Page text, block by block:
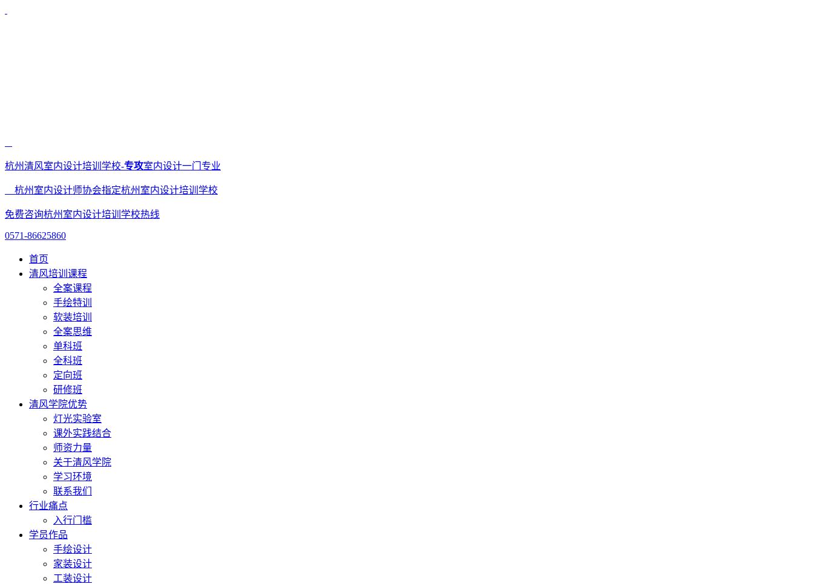
杭州清风室内设计培训学校-专攻室内设计一门专业
杭州室内设计师协会指定杭州室内设计培训学校
免费咨询杭州室内设计培训学校热线
0571-86625860
首页
清风培训课程
全案课程
手绘特训
软装培训
全案思维
单科班
全科班
定向班
研修班
清风学院优势
灯光实验室
课外实践结合
师资力量
关于清风学院
学习环境
联系我们
行业痛点
入行门槛
学员作品
手绘设计
家装设计
工装设计